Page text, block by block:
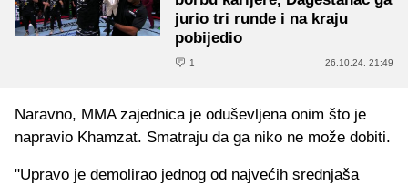
jurio tri runde i na kraju
pobijedio
1 26.10.24. 21:49
Naravno, MMA zajednica je oduševljena onim što je
napravio Khamzat. Smatraju da ga niko ne može dobiti.
"Upravo je demolirao jednog od najvećih srednjaša